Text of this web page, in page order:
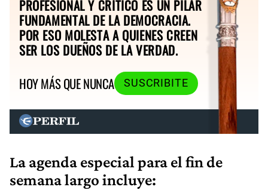
PROFESIONAL Y CRÍTICO ES UN PILAR
FUNDAMENTAL DE LA DEMOCRACIA.
POR ESO MOLESTA A QUIENES CREEN
SER LOS DUEÑOS DE LA VERDAD.
HOY MÁS QUE NUNCA
SUSCRIBITE
La agenda especial para el fin de
semana largo incluye: